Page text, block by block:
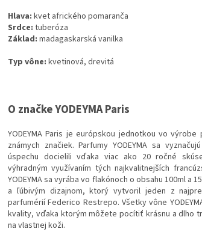
Hlava: kvet afrického pomaranča
Srdce: tuberóza
Základ: madagaskarská vanilka
Typ vône: kvetinová, drevitá
O značke YODEYMA Paris
YODEYMA Paris je európskou jednotkou vo
známych značiek. Parfumy YODEYMA sa
úspechu docielili vďaka viac ako 20 ročné
výhradným využívaním tých najkvalitnejších
YODEYMA sa vyrába vo flakónoch o obsahu 100ml a
a ľúbivým dizajnom, ktorý vytvoril jeden z
parfumérií Federico Restrepo. Všetky vône
kvality, vďaka ktorým môžete pocítiť krásnu a dlho
na vlastnej koži.